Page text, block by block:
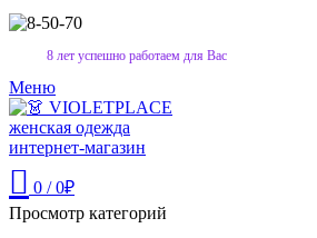
8 лет успешно работаем для Вас
Меню
0 / 0₽
Просмотр категорий